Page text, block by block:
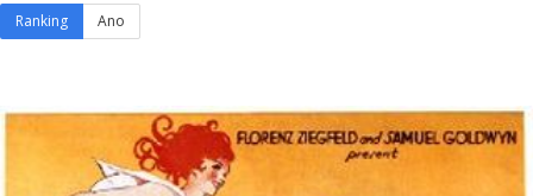
Ranking Ano